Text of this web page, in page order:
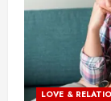
LOVE &